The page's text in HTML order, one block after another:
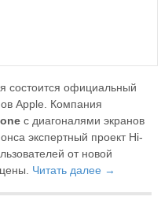
состоится официальный
Apple. Компания
с диагоналями экранов
экспертный проект Hi-
от новой
Читать далее →